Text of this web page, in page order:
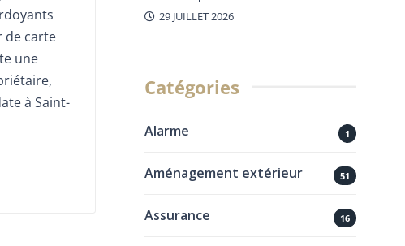
de carte
une
à Saint-
29 JUILLET 2026
Catégories
Alarme 1
Aménagement extérieur 51
Assurance 16